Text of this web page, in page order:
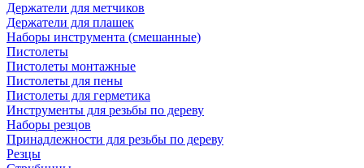
Держатели для метчиков
Держатели для плашек
Наборы инструмента (смешанные)
Пистолеты
Пистолеты монтажные
Пистолеты для пены
Пистолеты для герметика
Инструменты для резьбы по дереву
Наборы резцов
Принадлежности для резьбы по дереву
Резцы